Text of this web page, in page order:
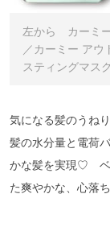
左から カーミー
／カーミー アウ
スティングマスク
気になる髪のうね
髪の水分量と電荷
かな髪を実現♡ ベ
た爽やかな、心落